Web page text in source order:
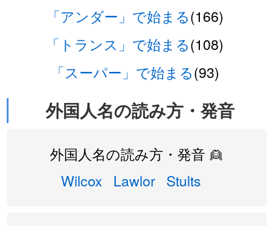
「アンダー」で始まる(166)
「トランス」で始まる(108)
「スーパー」で始まる(93)
外国人名の読み方・発音
外国人名の読み方・発音 👱
Wilcox Lawlor Stults